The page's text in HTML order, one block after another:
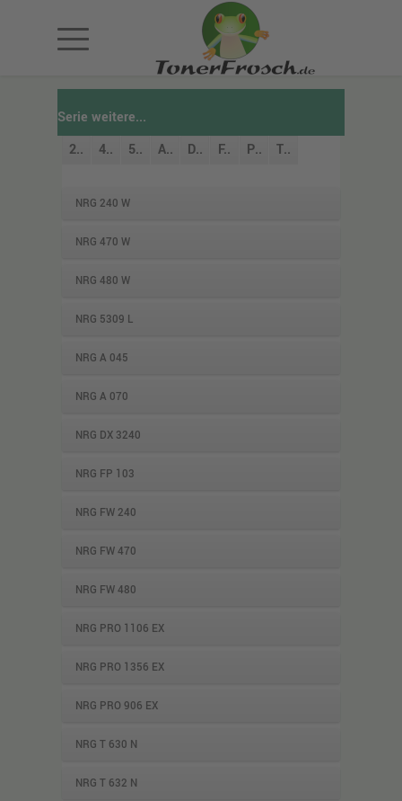
Serie weitere...
2..
4.. 5.. A.. D.. F.. P.. T..
NRG 240 W
NRG 470 W
NRG 480 W
NRG 5309 L
NRG A 045
NRG A 070
NRG DX 3240
NRG FP 103
NRG FW 240
NRG FW 470
NRG FW 480
NRG PRO 1106 EX
NRG PRO 1356 EX
NRG PRO 906 EX
NRG T 630 N
NRG T 632 N